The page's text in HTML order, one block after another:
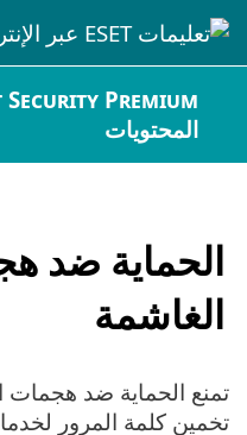
المحتويات
الحماية ضد
الغاشمة
تمنع الحماية ضد